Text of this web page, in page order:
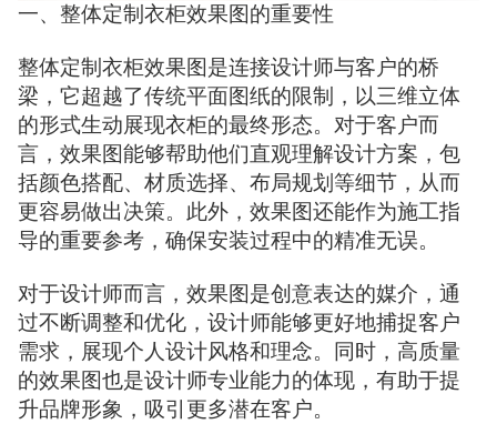
一、整体定制衣柜效果图的重要性
整体定制衣柜效果图是连接设计师与客户的桥
梁，它超越了传统平面图纸的限制，以三维立体
的形式生动展现衣柜的最终形态。对于客户而
言，效果图能够帮助他们直观理解设计方案，包
括颜色搭配、材质选择、布局规划等细节，从而
更容易做出决策。此外，效果图还能作为施工指
导的重要参考，确保安装过程中的精准无误。
对于设计师而言，效果图是创意表达的媒介，通
过不断调整和优化，设计师能够更好地捕捉客户
需求，展现个人设计风格和理念。同时，高质量
的效果图也是设计师专业能力的体现，有助于提
升品牌形象，吸引更多潜在客户。